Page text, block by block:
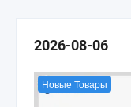
2026-08-06
Новые Товары